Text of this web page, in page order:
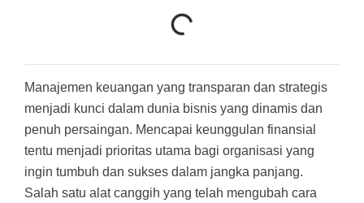
Manajemen keuangan yang transparan dan strategis
menjadi kunci dalam dunia bisnis yang dinamis dan
penuh persaingan. Mencapai keunggulan finansial
tentu menjadi prioritas utama bagi organisasi yang
ingin tumbuh dan sukses dalam jangka panjang.
Salah satu alat canggih yang telah mengubah cara